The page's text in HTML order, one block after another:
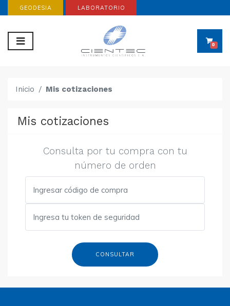
GEODESIA LABORATORIO
0
Inicio Mis cotizaciones
Mis cotizaciones
Consulta por tu compra con tu
número de orden
CONSULTAR